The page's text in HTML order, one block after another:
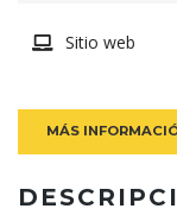
Sitio web
MÁS